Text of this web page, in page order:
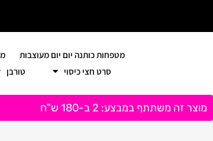
מטפחות כותנה יום יום מעוצבות
סרט חצי כיסוי
טורבן
מוצר זה משתתף במבצע: 2 ב-180 ש"ח